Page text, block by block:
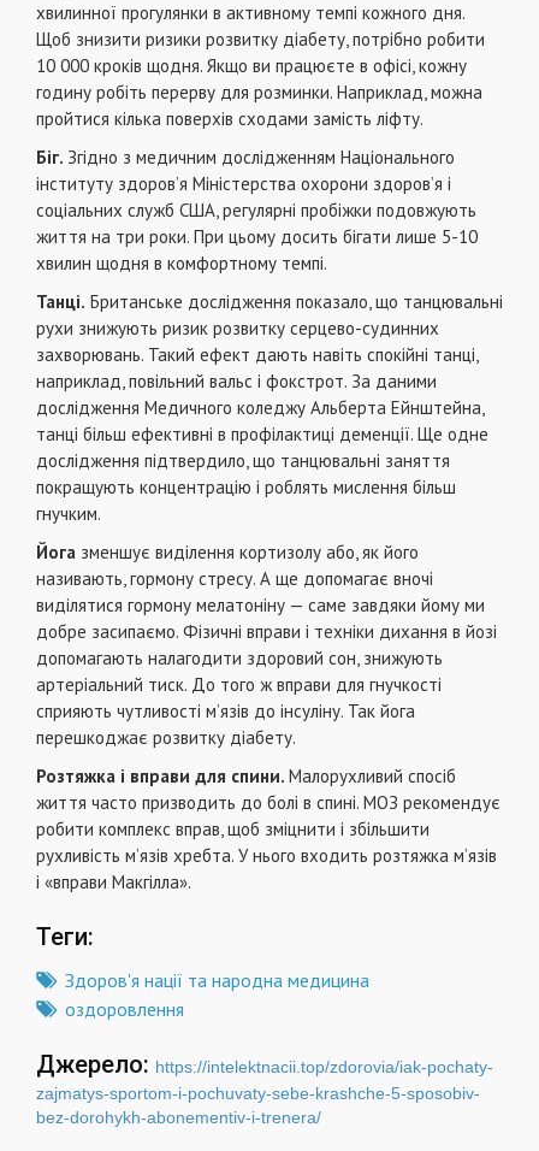
хвилинної прогулянки в активному темпі кожного дня.
Щоб знизити ризики розвитку діабету, потрібно робити
10 000 кроків щодня. Якщо ви працюєте в офісі, кожну
годину робіть перерву для розминки. Наприклад, можна
пройтися кілька поверхів сходами замість ліфту.
Біг. Згідно з медичним дослідженням Національного
інституту здоров’я Міністерства охорони здоров’я і
соціальних служб США, регулярні пробіжки подовжують
життя на три роки. При цьому досить бігати лише 5-10
хвилин щодня в комфортному темпі.
Танці. Британське дослідження показало, що танцювальні
рухи знижують ризик розвитку серцево-судинних
захворювань. Такий ефект дають навіть спокійні танці,
наприклад, повільний вальс і фокстрот. За даними
дослідження Медичного коледжу Альберта Ейнштейна,
танці більш ефективні в профілактиці деменції. Ще одне
дослідження підтвердило, що танцювальні заняття
покращують концентрацію і роблять мислення більш
гнучким.
Йога зменшує виділення кортизолу або, як його
називають, гормону стресу. А ще допомагає вночі
виділятися гормону мелатоніну — саме завдяки йому ми
добре засипаємо. Фізичні вправи і техніки дихання в йозі
допомагають налагодити здоровий сон, знижують
артеріальний тиск. До того ж вправи для гнучкості
сприяють чутливості м’язів до інсуліну. Так йога
перешкоджає розвитку діабету.
Розтяжка і вправи для спини. Малорухливий спосіб
життя часто призводить до болі в спині. МОЗ рекомендує
робити комплекс вправ, щоб зміцнити і збільшити
рухливість м’язів хребта. У нього входить розтяжка м’язів
і «вправи Макгілла».
Теги:
Здоров'я нації та народна медицина
оздоровлення
Джерело: https://intelektnacii.top/zdorovia/iak-pochaty-
zajmatys-sportom-i-pochuvaty-sebe-krashche-5-sposobiv-
bez-dorohykh-abonementiv-i-trenera/